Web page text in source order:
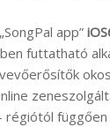
app”
futtatható
régiótól függően